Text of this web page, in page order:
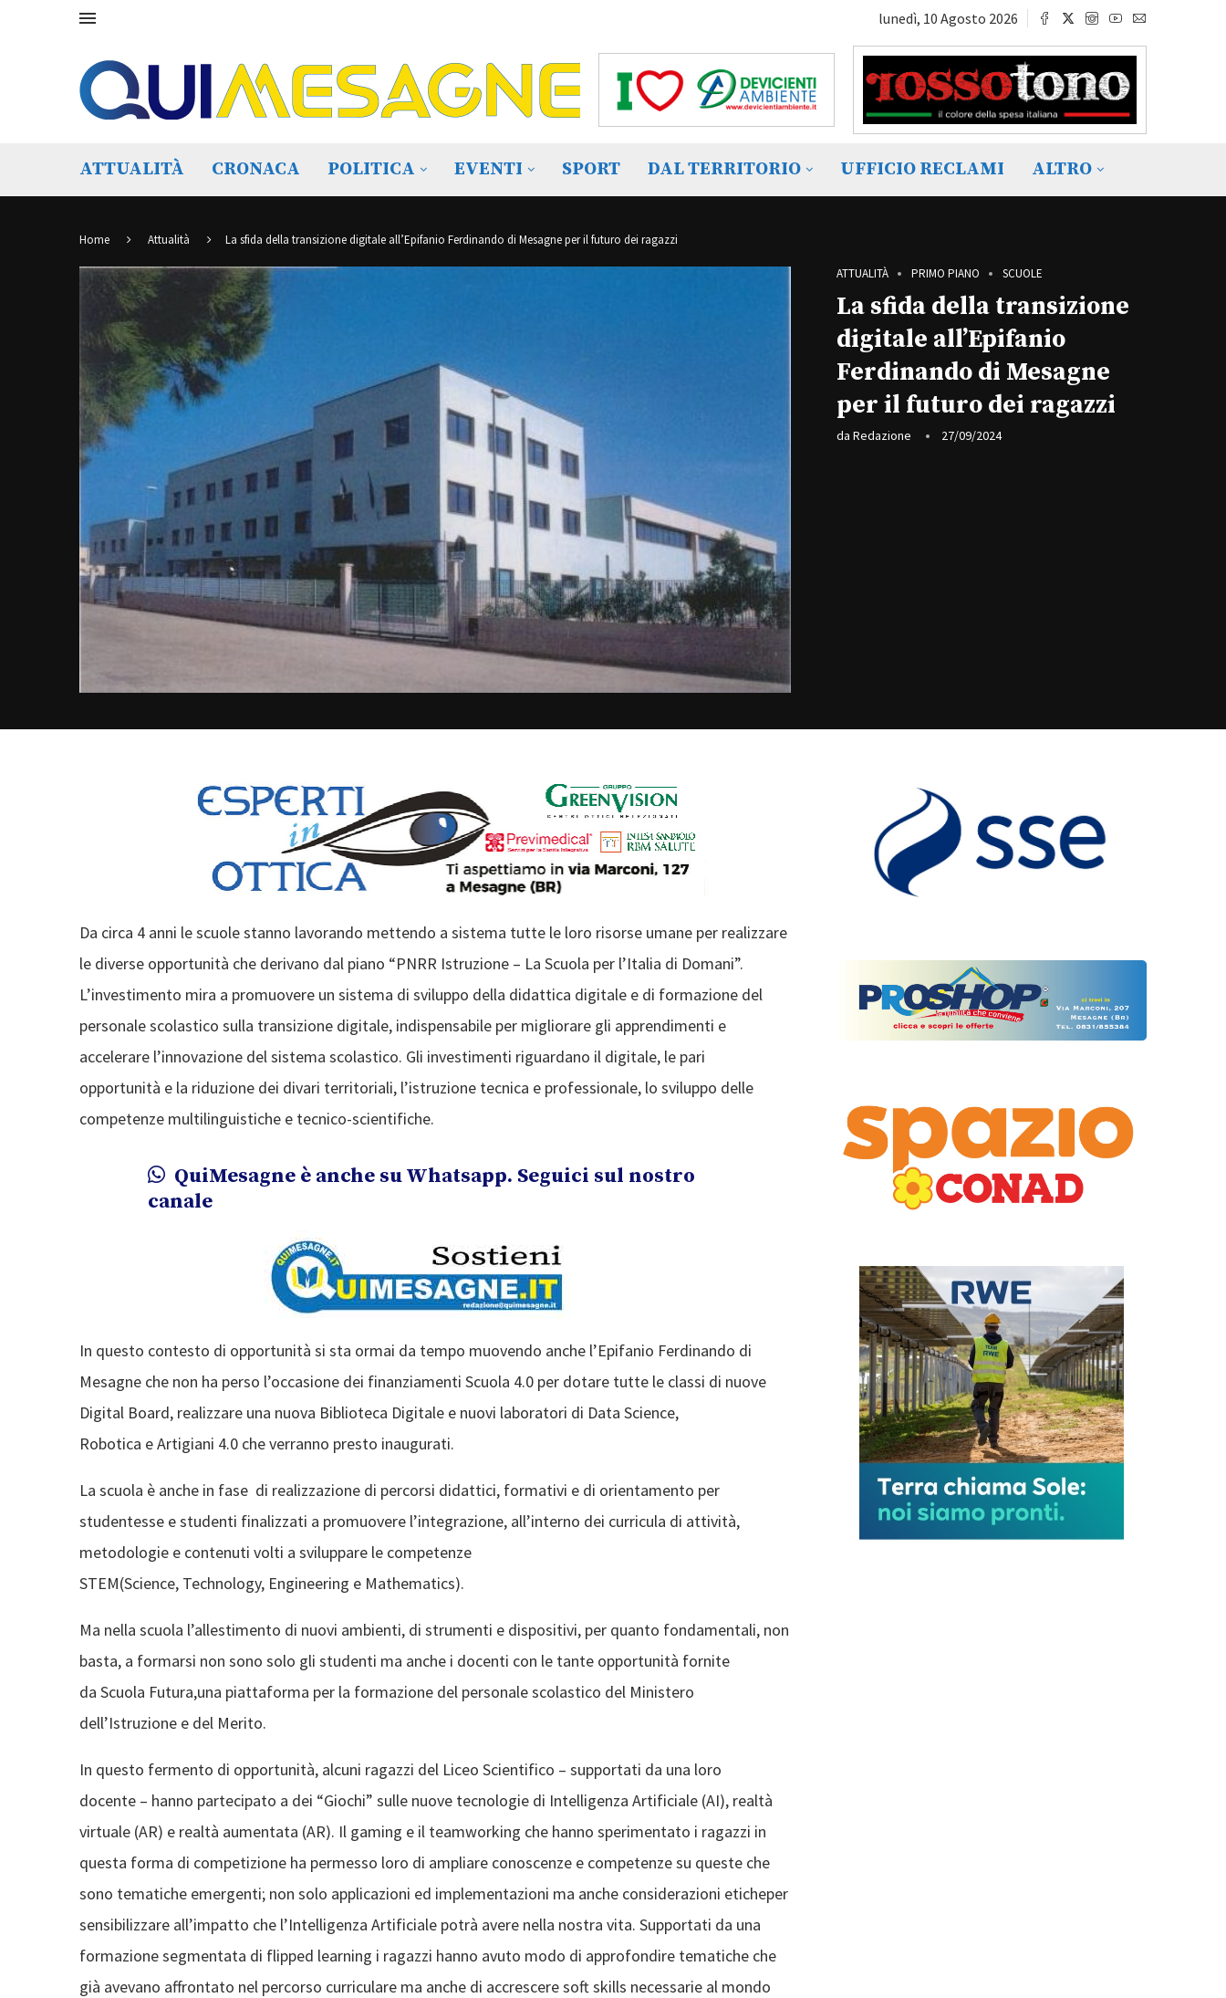
lunedì, 10 Agosto 2026
ATTUALITÀ CRONACA POLITICA EVENTI SPORT DAL TERRITORIO UFFICIO RECLAMI ALTRO
Home Attualità La sfida della transizione digitale all’Epifanio Ferdinando di Mesagne per il futuro dei ragazzi
ATTUALITÀ PRIMO PIANO SCUOLE
La sfida della transizione
digitale all’Epifanio
Ferdinando di Mesagne
per il futuro dei ragazzi
da Redazione 27/09/2024
Da circa 4 anni le scuole stanno lavorando mettendo a sistema tutte le loro risorse umane per realizzare
le diverse opportunità che derivano dal piano “PNRR Istruzione – La Scuola per l’Italia di Domani”.
L’investimento mira a promuovere un sistema di sviluppo della didattica digitale e di formazione del
personale scolastico sulla transizione digitale, indispensabile per migliorare gli apprendimenti e
accelerare l’innovazione del sistema scolastico. Gli investimenti riguardano il digitale, le pari
opportunità e la riduzione dei divari territoriali, l’istruzione tecnica e professionale, lo sviluppo delle
competenze multilinguistiche e tecnico-scientifiche.
QuiMesagne è anche su Whatsapp. Seguici sul nostro
canale
In questo contesto di opportunità si sta ormai da tempo muovendo anche l’Epifanio Ferdinando di
Mesagne che non ha perso l’occasione dei finanziamenti Scuola 4.0 per dotare tutte le classi di nuove
Digital Board, realizzare una nuova Biblioteca Digitale e nuovi laboratori di Data Science,
Robotica e Artigiani 4.0 che verranno presto inaugurati.
La scuola è anche in fase di realizzazione di percorsi didattici, formativi e di orientamento per
studentesse e studenti finalizzati a promuovere l’integrazione, all’interno dei curricula di attività,
metodologie e contenuti volti a sviluppare le competenze
STEM(Science, Technology, Engineering e Mathematics).
Ma nella scuola l’allestimento di nuovi ambienti, di strumenti e dispositivi, per quanto fondamentali, non
basta, a formarsi non sono solo gli studenti ma anche i docenti con le tante opportunità fornite
da Scuola Futura,una piattaforma per la formazione del personale scolastico del Ministero
dell’Istruzione e del Merito.
In questo fermento di opportunità, alcuni ragazzi del Liceo Scientifico – supportati da una loro
docente – hanno partecipato a dei “Giochi” sulle nuove tecnologie di Intelligenza Artificiale (AI), realtà
virtuale (AR) e realtà aumentata (AR). Il gaming e il teamworking che hanno sperimentato i ragazzi in
questa forma di competizione ha permesso loro di ampliare conoscenze e competenze su queste che
sono tematiche emergenti; non solo applicazioni ed implementazioni ma anche considerazioni eticheper
sensibilizzare all’impatto che l’Intelligenza Artificiale potrà avere nella nostra vita. Supportati da una
formazione segmentata di flipped learning i ragazzi hanno avuto modo di approfondire tematiche che
già avevano affrontato nel percorso curriculare ma anche di accrescere soft skills necessarie al mondo